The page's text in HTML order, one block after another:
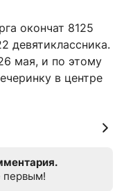
окончат 8125
девятиклассника.
мая, и по этому
в центре
первым!